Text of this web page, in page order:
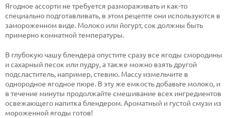
Ягодное ассорти не требуется размораживать и как-то
специально подготавливать, в этом рецепте они используются в
замороженном виде. Молоко или йогурт, сок должны быть
примерно комнатной температуры.
В глубокую чашу блендера опустите сразу все ягоды смородины
и сахарный песок или пудру, а также можно взять другой
подсластитель, например, стевию. Массу измельчите в
однородное ягодное пюре. В эту же емкость добавьте молоко, и
в течение минуты продолжайте смешивание всех ингредиентов
освежающего напитка блендером. Ароматный и густой смузи из
мороженной ягоды готов!